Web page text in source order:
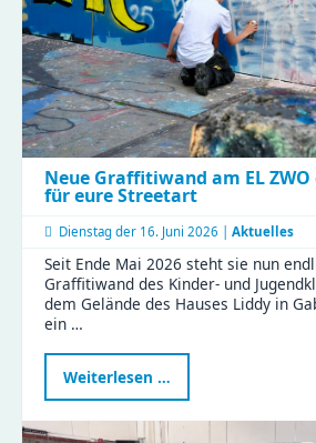
Neue Graffitiwand am EL
für eure Streetart
Dienstag der 16. Juni 2026 | Aktuelles
Seit Ende Mai 2026 steht sie nun
Graffitiwand des Kinder- und
dem Gelände des Hauses Liddy in
ein …
Weiterlesen …
Graffitiwand